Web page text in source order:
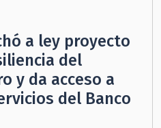
a ley proyecto
del
y da acceso a
del Banco